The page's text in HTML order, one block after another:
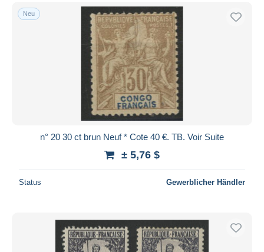
Kostenloser Versand
Zahlungsmethoden
PayPal
Banküberweisung
Mastercard
Bancontact
Wohnsitz des Verkäufers
Neu
n° 20 30 ct brun Neuf * Cote 40 €. TB. Voir Suite
± 5,76 $
Status Gewerblicher Händler